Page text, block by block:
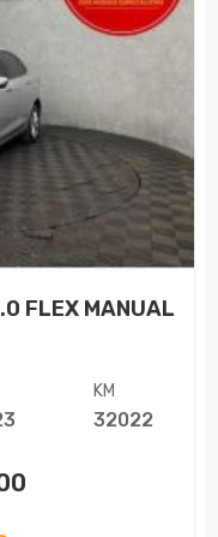
FLEX MANUAL
KM
32022